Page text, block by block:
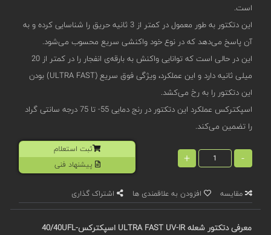
است.
این دتکتور به طور معمول در کمتر از 3 ثانیه حریق را شناسایی کرده و به
آن پاسخ می‌دهد که در نوع خود واکنشی سریع محسوب می‌شود.
این در حالی است که توانایی واکنش به بارقه‌ی انفجار را در کمتر از 20
میلی ثانیه دارد و این عملکرد، ویژگی فوق سریع (ULTRA FAST) بودن
این دتکتور را به رخ می‌کشد.
اسپکترکس عملکرد این دتکتور در رنج دمایی 55- تا 75 درجه سانتی گراد
را تضمین می‌کند.
-
+
ثبت استعلام
پیشنهاد فنی
مقایسه افزودن به علاقمندی ها اشتراک گذاری
معرفی دتکتور شعله ULTRA FAST UV-IR
اسپکترکس40/40UFL-